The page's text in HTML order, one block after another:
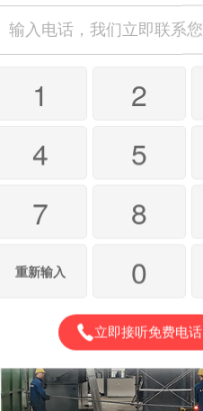
1 2
4
5
7
8
重新输入 0
立即接听免费电话